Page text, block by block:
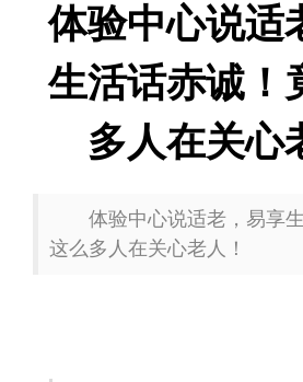
体验中心说适
生活话赤诚！
多人在关心
体验中心说适老，易享生
这么多人在关心老人！